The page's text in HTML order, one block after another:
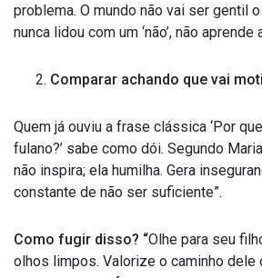
problema. O mundo não vai ser gentil
nunca lidou com um ‘não’, não
Comparar achando que vai
Quem já ouviu a frase clássica ‘Por
fulano?’ sabe como dói. Segundo
não inspira; ela humilha. Gera
constante de não ser suficiente”.
Como fugir disso? “Olhe para seu
olhos limpos. Valorize o caminho dele